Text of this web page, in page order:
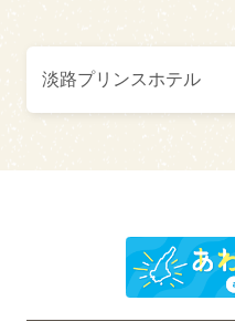
淡路プリンスホテル